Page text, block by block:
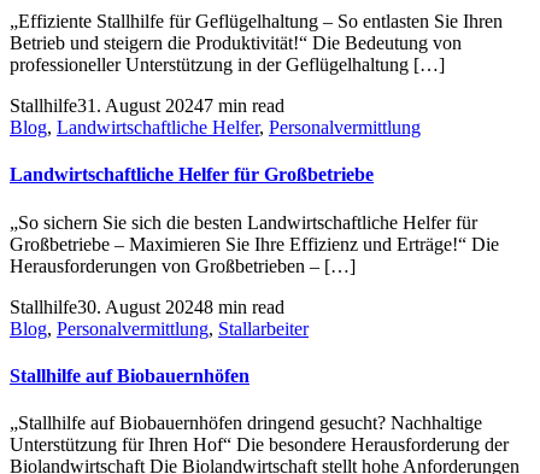
„Effiziente Stallhilfe für Geflügelhaltung – So entlasten Sie Ihren
Betrieb und steigern die Produktivität!“ Die Bedeutung von
professioneller Unterstützung in der Geflügelhaltung […]
Stallhilfe31. August 20247 min read
Blog, Landwirtschaftliche Helfer, Personalvermittlung
Landwirtschaftliche Helfer für Großbetriebe
„So sichern Sie sich die besten Landwirtschaftliche Helfer für
Großbetriebe – Maximieren Sie Ihre Effizienz und Erträge!“ Die
Herausforderungen von Großbetrieben – […]
Stallhilfe30. August 20248 min read
Blog, Personalvermittlung, Stallarbeiter
Stallhilfe auf Biobauernhöfen
„Stallhilfe auf Biobauernhöfen dringend gesucht? Nachhaltige
Unterstützung für Ihren Hof“ Die besondere Herausforderung der
Biolandwirtschaft Die Biolandwirtschaft stellt hohe Anforderungen